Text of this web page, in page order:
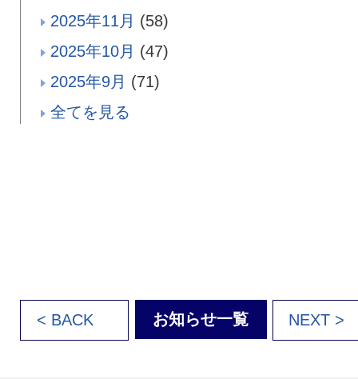
2025年11月 (58)
2025年10月 (47)
2025年9月 (71)
全てを見る
< BACK お知らせ一覧 NEXT >